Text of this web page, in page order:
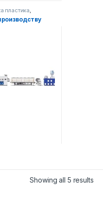
пластика,
оборудование
Showing all 5 results